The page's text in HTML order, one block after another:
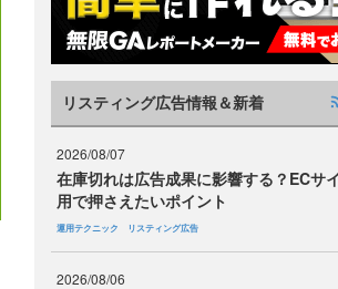
リスティング広告情報＆新着
2026/08/07
在庫切れは広告成果に影響する？ECサ
用で押さえたいポイント
運用テクニック リスティング広告
2026/08/06